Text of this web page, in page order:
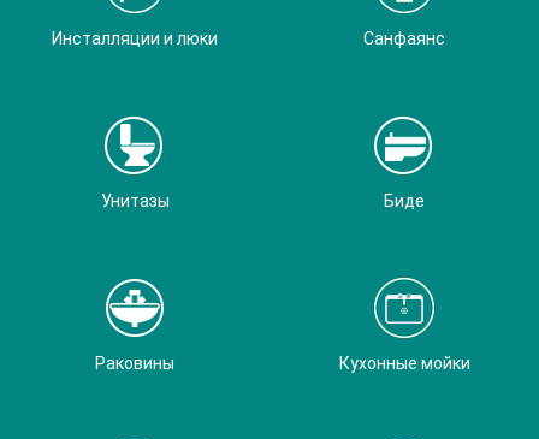
Инсталляции и люки Санфаянс
Унитазы Биде
Раковины Кухонные мойки